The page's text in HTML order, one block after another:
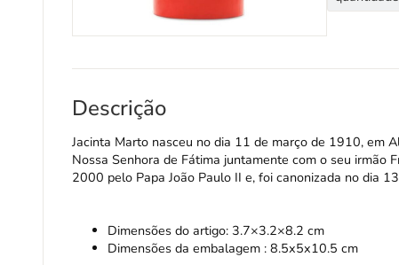
Descrição
Jacinta Marto nasceu no dia 11 de março de 1910, em
Nossa Senhora de Fátima juntamente com o seu irmão
2000 pelo Papa João Paulo II e, foi canonizada no dia
Dimensões do artigo: 3.7×3.2×8.2 cm
Dimensões da embalagem : 8.5x5x10.5 cm